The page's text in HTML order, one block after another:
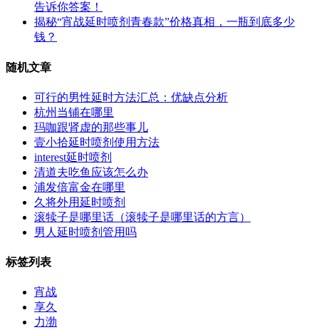
告诉你答案！
揭秘“宵战延时喷剂青春款”价格真相，一瓶到底多少
钱？
随机文章
可行的男性延时方法汇总：优缺点分析
杭州当铺在哪里
玛咖跟肾虚的那些事儿
壹小拾延时喷剂使用方法
interest延时喷剂
清道夫吃鱼应该怎么办
浦发倍富金在哪里
久将外用延时喷剂
滚犊子是哪里话（滚犊子是哪里话的方言）
男人延时喷剂管用吗
标签列表
宵战
享久
力渤